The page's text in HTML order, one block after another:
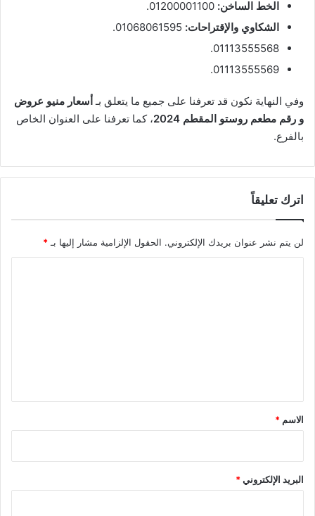
الخط الساخن:
الشكاوي والإقتراحات:
01113555568.
01113555569.
وفي النهاية نكون قد تعرفنا على جميع ما يتعلق بـأسعار منيو عروض
و رقم مطعم روستو المقطم 2024
، كما تعرفنا على العنوان الخاص
بالفرع.
اترك تعليقاً
لن يتم نشر عنوان بريدك الإلكتروني. الحقول الإلزامية مشار إليها بـ *
*
الاسم *
البريد الإلكتروني*